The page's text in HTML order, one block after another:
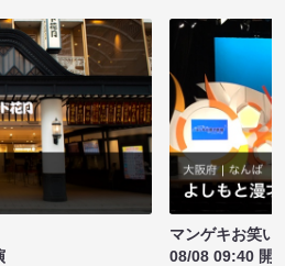
マンゲキお笑い
08/08 09:40 開